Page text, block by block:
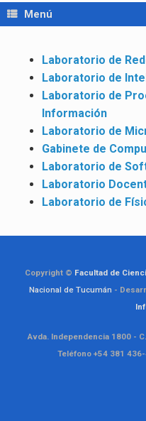
Menú
Laboratorio de
Laboratorio de
Laboratorio de
Información
Laboratorio de
Gabinete de
Laboratorio de
Laboratorio
Laboratorio de
Copyright © Facultad de
Nacional de Tucumán -
Avda. Independencia 1800 -
Teléfono +54 381